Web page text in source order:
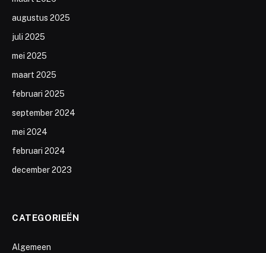
augustus 2025
juli 2025
mei 2025
maart 2025
februari 2025
september 2024
mei 2024
februari 2024
december 2023
CATEGORIEËN
Algemeen